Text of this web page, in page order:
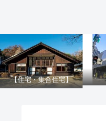
【住宅・集合住宅】